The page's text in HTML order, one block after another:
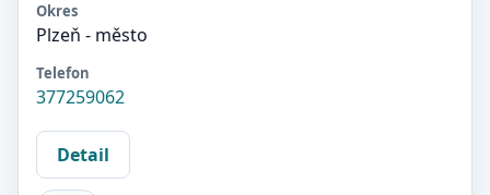
Okres
Plzeň - město
Telefon
377259062
Detail